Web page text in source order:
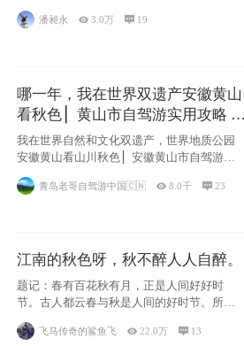
丽，四季
潘昶永  3.0万  19
哪一年，我在世界双遗产安徽黄山
看秋色 ▏黄山市自驾游实用攻略 ▏
冬游苏浙皖实用攻略 ▏【2020年】
我在世界自然和文化双遗产，世界地质公园
安徽黄山看山川秋色 ▏安徽黄山市自驾游实
青岛老哥自驾游中国🇨🇳 8.0千 23
江南的秋色呀，秋不醉人人自醉。
题记：春有百花秋有月，正是人间好好时
节。古人都云春与秋是人间的好时节。所以
在这盛夏酷暑
飞马传奇的鲨鱼飞 22.0万  13